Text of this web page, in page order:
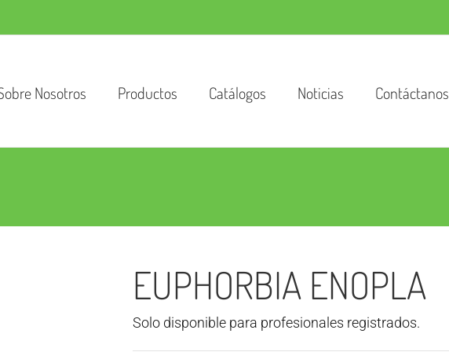
Nosotros Productos Catálogos Noticias Contáctanos
EUPHORBIA ENOPLA
Solo disponible para profesionales registrados.